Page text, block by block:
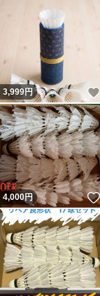
3,999円
4,000円